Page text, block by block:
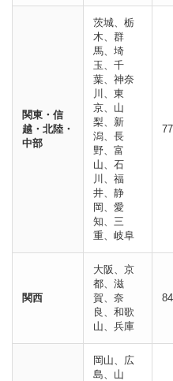
関東・信
越・北陸・
中部
茨城、栃
木、群
馬、埼
玉、千
葉、神奈
川、東
京、山
梨、新
潟、長
野、富
山、石
川、福
井、静
岡、愛
知、三
重、岐阜
関西
大阪、京
都、滋
賀、奈
良、和歌
山、兵庫
岡山、広
島、山